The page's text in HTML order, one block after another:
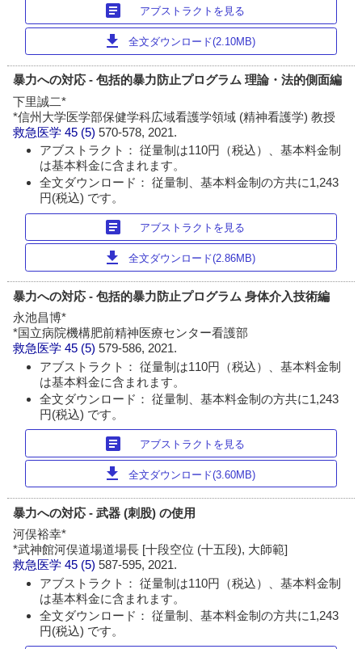
article アブストラクトを見る
download 全文ダウンロード(2.10MB)
暴力への対応 - 包括的暴力防止プログラム 理論・法的側面編
下里誠二*
*信州大学医学部保健学科広域看護学領域 (精神看護学) 教授
救急医学 45 (5)570-578, 2021.
アブストラクト： 従量制は110円（税込）、基本料金制
は基本料金に含まれます。
全文ダウンロード： 従量制、基本料金制の方共に1,243
円(税込) です。
article アブストラクトを見る
download 全文ダウンロード(2.86MB)
暴力への対応 - 包括的暴力防止プログラム 身体介入技術編
永池昌博*
*国立病院機構肥前精神医療センター看護部
救急医学 45 (5)579-586, 2021.
アブストラクト： 従量制は110円（税込）、基本料金制
は基本料金に含まれます。
全文ダウンロード： 従量制、基本料金制の方共に1,243
円(税込) です。
article アブストラクトを見る
download 全文ダウンロード(3.60MB)
暴力への対応 - 武器 (刺股) の使用
河俣裕幸*
*武神館河俣道場道場長 [十段空位 (十五段), 大師範]
救急医学 45 (5)587-595, 2021.
アブストラクト： 従量制は110円（税込）、基本料金制
は基本料金に含まれます。
全文ダウンロード： 従量制、基本料金制の方共に1,243
円(税込) です。